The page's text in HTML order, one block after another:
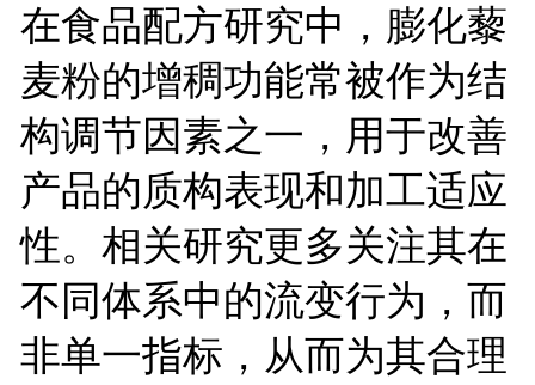
在食品配方研究中，膨化藜
麦粉的增稠功能常被作为结
构调节因素之一，用于改善
产品的质构表现和加工适应
性。相关研究更多关注其在
不同体系中的流变行为，而
非单一指标，从而为其合理